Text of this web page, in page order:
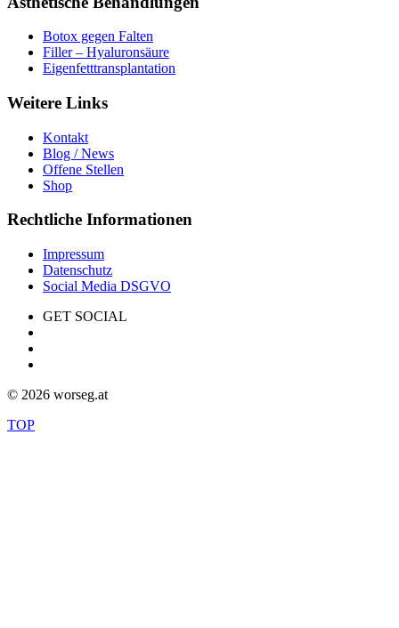
Botox gegen Falten
Filler – Hyaluronsäure
Eigenfetttransplantation
Weitere Links
Kontakt
Blog / News
Offene Stellen
Shop
Rechtliche Informationen
Impressum
Datenschutz
Social Media DSGVO
GET SOCIAL
© 2026 worseg.at
TOP